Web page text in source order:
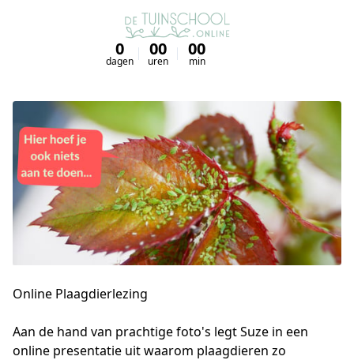
0
dagen
00
uren
00
min
Online Plaagdierlezing
Aan de hand van prachtige foto's legt Suze in een
online presentatie uit waarom plaagdieren zo